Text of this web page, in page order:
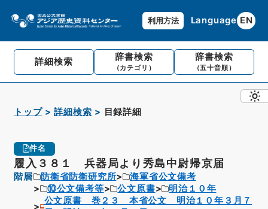
利用方法 Language EN
詳細検索 辞書検索
（カテゴリ）
辞書検索
（五十音順）
トップ 詳細検索 目録詳細
件名
履入３８１ 兵器局より秀島中尉帰京届
階層 防衛省防衛研究所
海軍省公文備考
⑩公文備考等
公文原書
明治１０年
公文原書 巻２３ 本省公文 明治１０年３月７